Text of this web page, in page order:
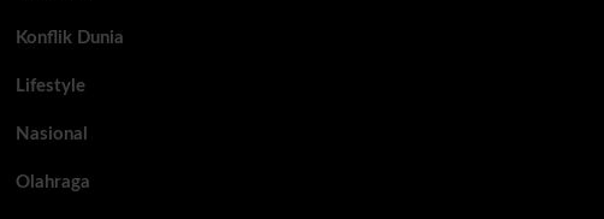
Konflik Dunia
Lifestyle
Nasional
Olahraga